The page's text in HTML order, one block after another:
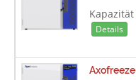
Kapazität
Details